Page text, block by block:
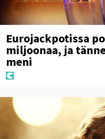
Eurojackpotissa
miljoonaa, ja
meni